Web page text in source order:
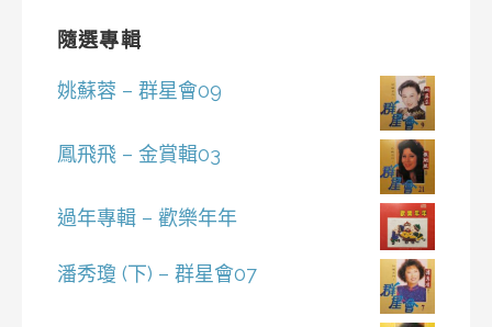
隨選專輯
姚蘇蓉 – 群星會09
鳳飛飛 – 金賞輯03
過年專輯 – 歡樂年年
潘秀瓊 (下) – 群星會07